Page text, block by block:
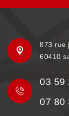
873 rue
60410
03 59
07 80